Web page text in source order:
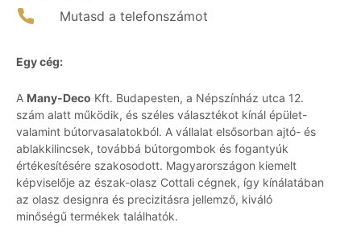
Mutasd a telefonszámot
Egy cég:
A Many-Deco Kft. Budapesten, a Népszínház utca 12.
szám alatt működik, és széles választékot kínál épület-
valamint bútorvasalatokból. A vállalat elsősorban ajtó- és
ablakkilincsek, továbbá bútorgombok és fogantyúk
értékesítésére szakosodott. Magyarországon kiemelt
képviselője az észak-olasz Cottali cégnek, így kínálatában
az olasz designra és precizitásra jellemző, kiváló
minőségű termékek találhatók.